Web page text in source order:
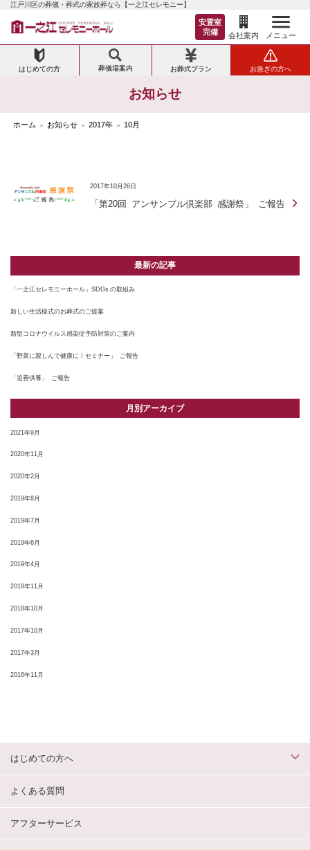
江戸川区の葬儀・葬式の家族葬なら【一之江セレモニー】
安置室
完備
会社案内 メニュー
はじめての方 葬儀場案内 お葬式プラン お急ぎの方へ
お知らせ
ホーム > お知らせ > 2017年 > 10月
2017年10月26日
「第20回 アンサンブル倶楽部 感謝祭」 ご報告
最新の記事
「一之江セレモニーホール」SDGs の取組み
新しい生活様式のお葬式のご提案
新型コロナウイルス感染症予防対策のご案内
「野菜に親しんで健康に！セミナー」 ご報告
「追善供養」 ご報告
月別アーカイブ
2021年9月
2020年11月
2020年2月
2019年8月
2019年7月
2019年6月
2019年4月
2018年11月
2018年10月
2017年10月
2017年3月
2016年11月
はじめての方へ
よくある質問
アフターサービス